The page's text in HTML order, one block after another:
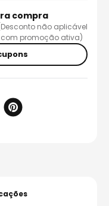
compra
não aplicável
com promoção ativa)